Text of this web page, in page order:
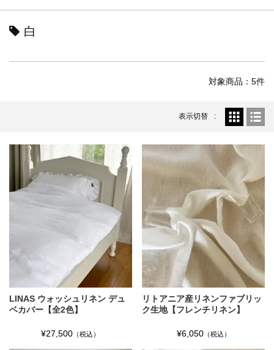
白
対象商品：5件
表示切替
LINAS ウォッシュリネン デュ
ベカバー【全2色】
¥27,500 （税込）
リトアニア産リネンファブリッ
ク生地【フレンチリネン】
¥6,050（税込）